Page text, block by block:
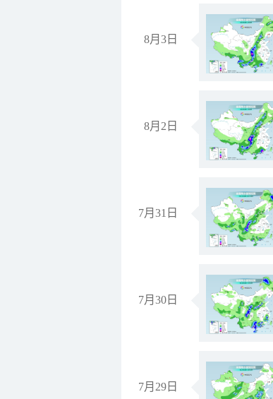
8月3日
8月2日
7月31日
7月30日
7月29日